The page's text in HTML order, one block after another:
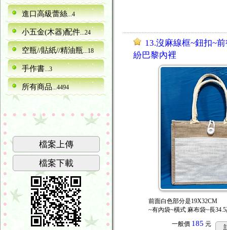
進口高級蕾絲...4
小五金(木器)配件...24
空瓶//貼紙//精油瓶...18
手作書...3
所有商品...4494
檔案上傳
檔案下載
13.沒麻線框~鈕扣~
紛巴黎內裡
前面白色部分是19X32CM
~有內袋~橫式 麻布袋~長
一般價 185 元